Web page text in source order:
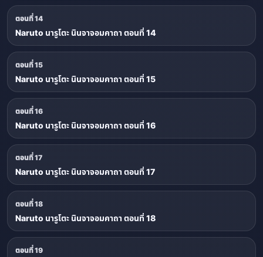
ตอนที่ 14
Naruto นารูโตะ นินจาจอมคาถา ตอนที่ 14
ตอนที่ 15
Naruto นารูโตะ นินจาจอมคาถา ตอนที่ 15
ตอนที่ 16
Naruto นารูโตะ นินจาจอมคาถา ตอนที่ 16
ตอนที่ 17
Naruto นารูโตะ นินจาจอมคาถา ตอนที่ 17
ตอนที่ 18
Naruto นารูโตะ นินจาจอมคาถา ตอนที่ 18
ตอนที่ 19